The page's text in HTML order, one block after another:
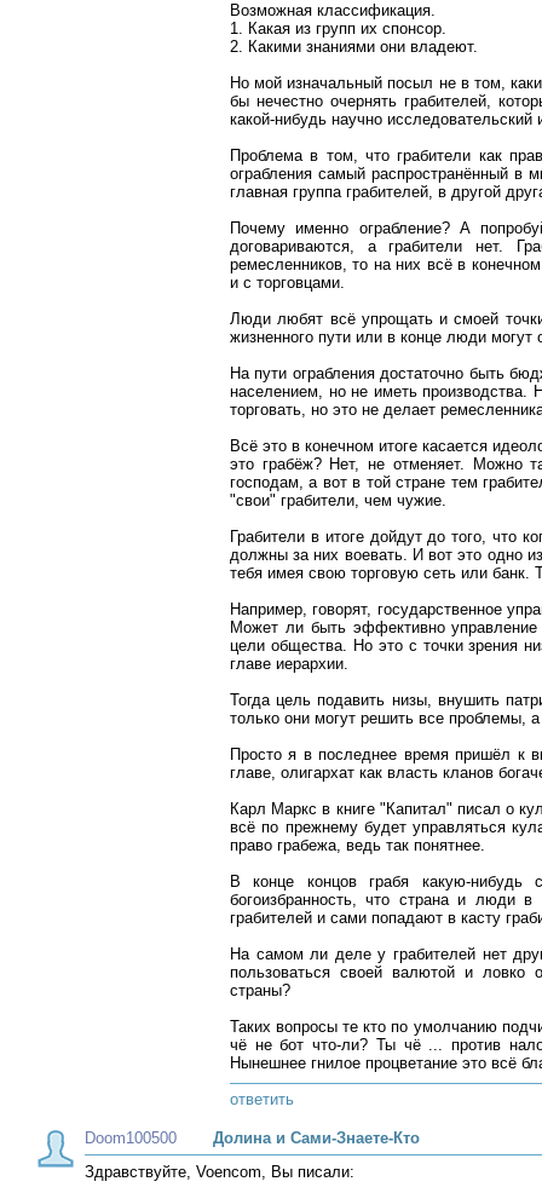
Возможная классификация.
1. Какая из групп их спонсор.
2. Какими знаниями они владеют.
Но мой изначальный посыл не в том,
бы нечестно очернять грабителей,
какой-нибудь научно исследовательский
Проблема в том, что грабители как
ограбления самый распространённый в
главная группа грабителей, в другой
Почему именно ограбление? А
договариваются, а грабители нет.
ремесленников, то на них всё в
и с торговцами.
Люди любят всё упрощать и смоей
жизненного пути или в конце люди могут
На пути ограбления достаточно быть
населением, но не иметь производства.
торговать, но это не делает
Всё это в конечном итоге касается
это грабёж? Нет, не отменяет. Можно
господам, а вот в той стране тем
"свои" грабители, чем чужие.
Грабители в итоге дойдут до того, что
должны за них воевать. И вот это одно
тебя имея свою торговую сеть или банк.
Например, говорят, государственное
Может ли быть эффективно управление
цели общества. Но это с точки зрения
главе иерархии.
Тогда цель подавить низы, внушить
только они могут решить все проблемы,
Просто я в последнее время пришёл к
главе, олигархат как власть кланов
Карл Маркс в книге "Капитал" писал о
всё по прежнему будет управляться
право грабежа, ведь так понятнее.
В конце концов грабя какую-нибудь
богоизбранность, что страна и люди
грабителей и сами попадают в касту
На самом ли деле у грабителей нет
пользоваться своей валютой и ловко
страны?
Таких вопросы те кто по умолчанию
чё не бот что-ли? Ты чё ... против
Нынешнее гнилое процветание это всё
ответить
Doom100500
Долина и Сами-Знаете-Кто
Здравствуйте, Voencom, Вы писали: